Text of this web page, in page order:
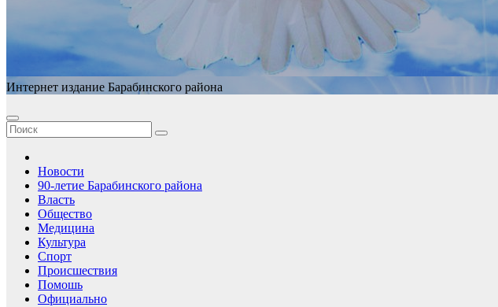
Интернет издание Барабинского района
Новости
90-летие Барабинского района
Власть
Общество
Медицина
Культура
Спорт
Происшествия
Помошь
Официально